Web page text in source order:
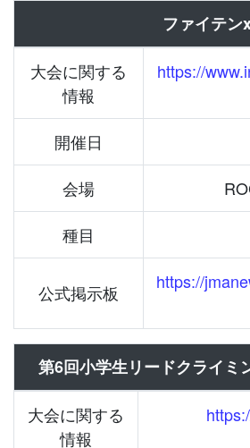
ファイテン
大会に関する
情報
https://
開催日
会場
種目
公式掲示板
https://
第6回小学生リードクライミ
大会に関する
情報